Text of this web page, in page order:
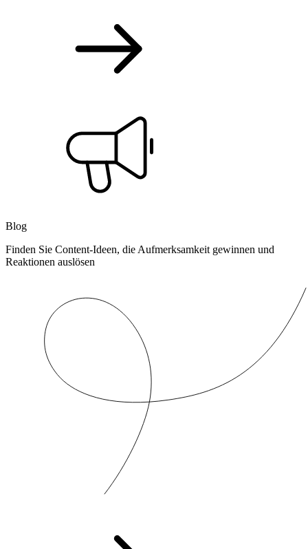
Blog
Finden Sie Content-Ideen, die Aufmerksamkeit gewinnen und
Reaktionen auslösen